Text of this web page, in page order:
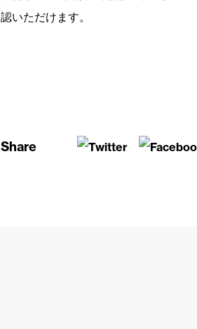
認いただけます。
Share